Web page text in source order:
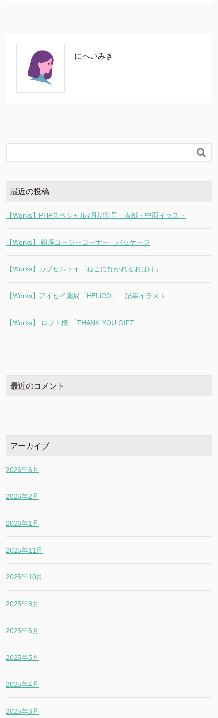
にへいみき

最近の投稿
【Works】PHPスペシャル7月増刊号 表紙・中面イラスト
【Works】 銀座コージーコーナー パッケージ
【Works】カプセルトイ「ねこに好かれるおばけ」
【Works】アイセイ薬局「HELiCO」 記事イラスト
【Works】 ロフト様 「THANK YOU GIFT」
最近のコメント
アーカイブ
2026年6月
2026年2月
2026年1月
2025年11月
2025年10月
2025年8月
2025年6月
2025年5月
2025年4月
2025年3月